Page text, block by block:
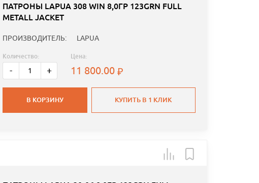
ПАТРОНЫ LAPUA 308 WIN 8,0ГР 123GRN FULL
METALL JACKET
ПРОИЗВОДИТЕЛЬ: LAPUA
Количество:
- +
Цена:
11 800.00
В КОРЗИНУ КУПИТЬ В 1 КЛИК